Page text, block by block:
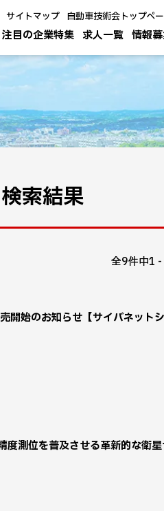
注目の企業特集 求人一覧 情報
サイトマップ 自動車技術会トップペ
索結果
全9件中1
開始のお知らせ【サイバネット
測位を普及させる革新的な衛